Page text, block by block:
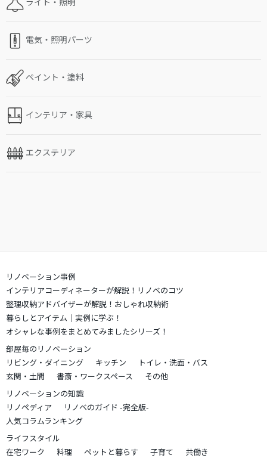
電気・照明パーツ
ペイント・塗料
インテリア・家具
エクステリア
リノベーション事例
インテリアコーディネーターが解説！リノベのコツ
整理収納アドバイザーが解説！おしゃれ収納術
暮らしとアイテム｜実例に学ぶ！
オシャレな事例をまとめてみましたシリーズ！
部屋毎のリノベーション
リビング・ダイニング
キッチン
トイレ・洗面・バス
玄関・土間
書斎・ワークスペース
その他
リノベーションの知識
リノペディア
リノベのガイド -完全版-
人気コラムランキング
ライフスタイル
在宅ワーク
料理 ペットと暮らす 子育て
共働き